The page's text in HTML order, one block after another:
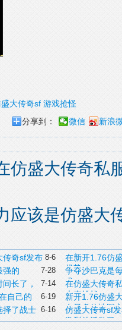
大传奇sf 游戏抢怪
分享到：
微信 新浪
仿盛大传奇私
应该是仿盛大
8-6
传奇sf发布
在新开1.76仿
优势
7-28
强的
争夺沙巴克是
求
7-14
长了，
在仿盛大传奇
本来挑战
6-19
自己的
新开1.76仿盛
在最多的地图
6-16
择了战士
仿盛大传奇sf
激烈的活动了